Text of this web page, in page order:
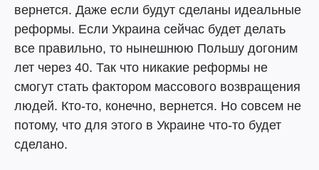
вернется. Даже если будут сделаны идеальные
реформы. Если Украина сейчас будет делать
все правильно, то нынешнюю Польшу догоним
лет через 40. Так что никакие реформы не
смогут стать фактором массового возвращения
людей. Кто-то, конечно, вернется. Но совсем не
потому, что для этого в Украине что-то будет
сделано.